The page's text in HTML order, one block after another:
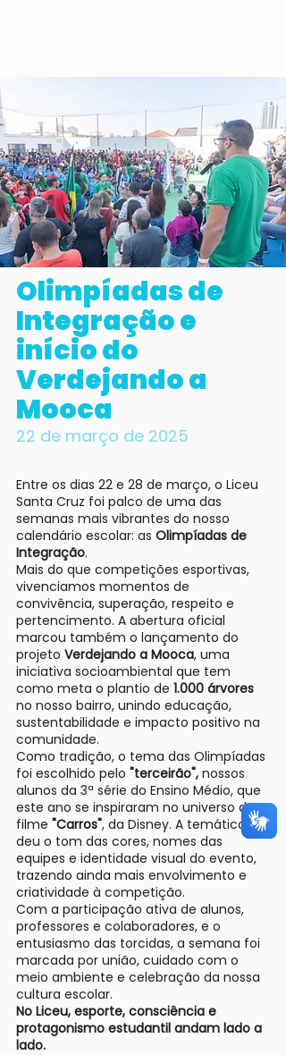
Olimpíadas de
Integração e
início do
Verdejando a
Mooca
22 de março de 2025
Entre os dias 22 e 28 de março, o Liceu
Santa Cruz foi palco de uma das
semanas mais vibrantes do nosso
calendário escolar: as Olimpíadas de
Integração.
Mais do que competições esportivas,
vivenciamos momentos de
convivência, superação, respeito e
pertencimento. A abertura oficial
marcou também o lançamento do
projeto Verdejando a Mooca, uma
iniciativa socioambiental que tem
como meta o plantio de 1.000 árvores
no nosso bairro, unindo educação,
sustentabilidade e impacto positivo na
comunidade.
Como tradição, o tema das Olimpíadas
foi escolhido pelo "terceirão", nossos
alunos da 3ª série do Ensino Médio, que
este ano se inspiraram no universo do
filme "Carros", da Disney. A temática
deu o tom das cores, nomes das
equipes e identidade visual do evento,
trazendo ainda mais envolvimento e
criatividade à competição.
Com a participação ativa de alunos,
professores e colaboradores, e o
entusiasmo das torcidas, a semana foi
marcada por união, cuidado com o
meio ambiente e celebração da nossa
cultura escolar.
No Liceu, esporte, consciência e
protagonismo estudantil andam lado a
lado.